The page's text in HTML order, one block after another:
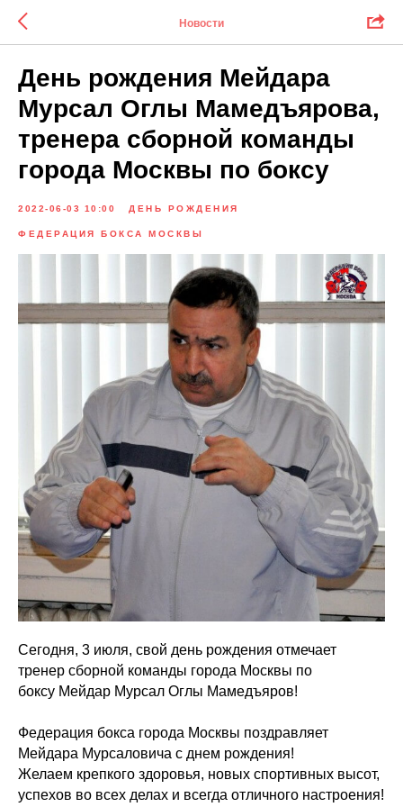
Новости
День рождения Мейдара
Мурсал Оглы Мамедъярова,
тренера сборной команды
города Москвы по боксу
2022-06-03 10:00 ДЕНЬ РОЖДЕНИЯ
ФЕДЕРАЦИЯ БОКСА МОСКВЫ
Сегодня, 3 июля, свой день рождения отмечает
тренер сборной команды города Москвы по
боксу Мейдар Мурсал Оглы Мамедъяров!
Федерация бокса города Москвы поздравляет
Мейдара Мурсаловича с днем рождения!
Желаем крепкого здоровья, новых спортивных высот,
успехов во всех делах и всегда отличного настроения!